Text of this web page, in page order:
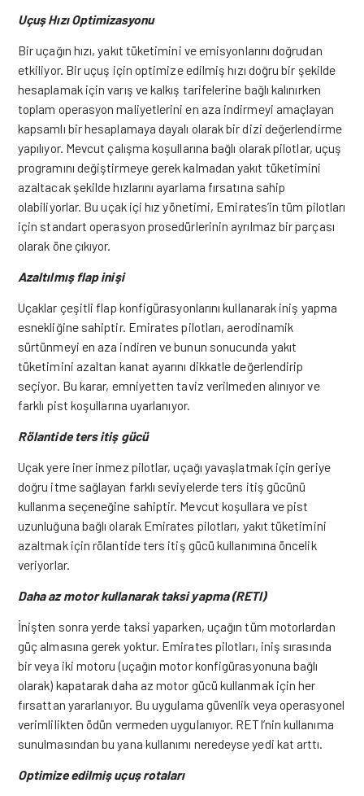
Uçuş Hızı Optimizasyonu
Bir uçağın hızı, yakıt tüketimini ve emisyonlarını doğrudan
etkiliyor. Bir uçuş için optimize edilmiş hızı doğru bir şekilde
hesaplamak için varış ve kalkış tarifelerine bağlı kalınırken
toplam operasyon maliyetlerini en aza indirmeyi amaçlayan
kapsamlı bir hesaplamaya dayalı olarak bir dizi değerlendirme
yapılıyor. Mevcut çalışma koşullarına bağlı olarak pilotlar, uçuş
programını değiştirmeye gerek kalmadan yakıt tüketimini
azaltacak şekilde hızlarını ayarlama fırsatına sahip
olabiliyorlar. Bu uçak içi hız yönetimi, Emirates’in tüm pilotları
için standart operasyon prosedürlerinin ayrılmaz bir parçası
olarak öne çıkıyor.
Azaltılmış flap inişi
Uçaklar çeşitli flap konfigürasyonlarını kullanarak iniş yapma
esnekliğine sahiptir. Emirates pilotları, aerodinamik
sürtünmeyi en aza indiren ve bunun sonucunda yakıt
tüketimini azaltan kanat ayarını dikkatle değerlendirip
seçiyor. Bu karar, emniyetten taviz verilmeden alınıyor ve
farklı pist koşullarına uyarlanıyor.
Rölantide ters itiş gücü
Uçak yere iner inmez pilotlar, uçağı yavaşlatmak için geriye
doğru itme sağlayan farklı seviyelerde ters itiş gücünü
kullanma seçeneğine sahiptir. Mevcut koşullara ve pist
uzunluğuna bağlı olarak Emirates pilotları, yakıt tüketimini
azaltmak için rölantide ters itiş gücü kullanımına öncelik
veriyorlar.
Daha az motor kullanarak taksi yapma (RETI)
İnişten sonra yerde taksi yaparken, uçağın tüm motorlardan
güç almasına gerek yoktur. Emirates pilotları, iniş sırasında
bir veya iki motoru (uçağın motor konfigürasyonuna bağlı
olarak) kapatarak daha az motor gücü kullanmak için her
fırsattan yararlanıyor. Bu uygulama güvenlik veya operasyonel
verimlilikten ödün vermeden uygulanıyor. RETI’nin kullanıma
sunulmasından bu yana kullanımı neredeyse yedi kat arttı.
Optimize edilmiş uçuş rotaları